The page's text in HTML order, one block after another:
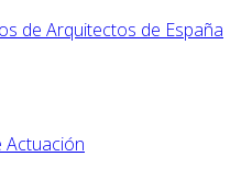
Actuación